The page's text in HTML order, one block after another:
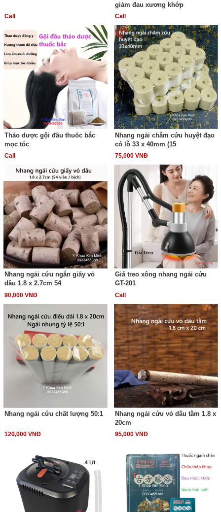
Call
giảm đau xương khớp
Call
Thảo dược gội đầu thuốc bắc
mọc tóc
Call
Nhang ngải châm cứu huyệt đạo
có lỗ 33 x 40mm (15
75,000 VNĐ
Nhang ngải cứu ngắn giấy vỏ
dâu 1.8 x 2.7cm 54
90,000 VNĐ
Giá treo xông nhang ngải cứu
GT-201
Call
Nhang ngải cứu chất lượng 50:1
120,000 VNĐ
Nhang ngải cứu vỏ dâu tằm 1.8 x
20cm
95,000 VNĐ